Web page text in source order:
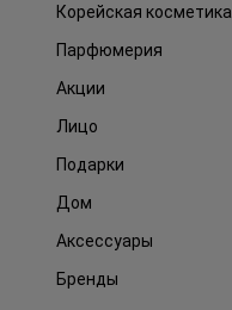
Корейская косметика
Парфюмерия
Акции
Лицо
Подарки
Дом
Аксессуары
Бренды